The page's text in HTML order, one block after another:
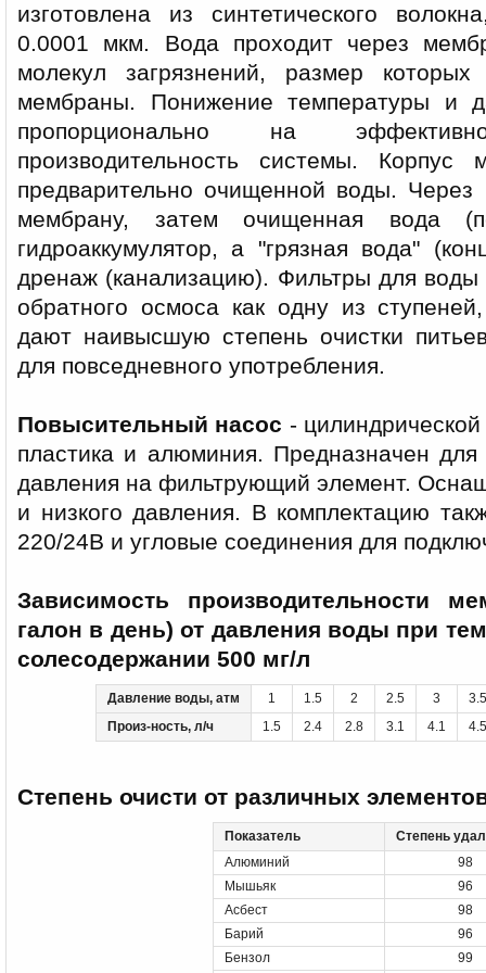
изготовлена из синтетического
0.0001 мкм. Вода проходит через
молекул загрязнений, размер
мембраны. Понижение температуры и
пропорционально на
производительность системы.
предварительно очищенной воды. Через
мембрану, затем очищенная вода
гидроаккумулятор, а "грязная вода"
дренаж (канализацию). Фильтры для
обратного осмоса как одну из
дают наивысшую степень очистки
для повседневного употребления.
Повысительный насос -
пластика и алюминия. Предназначен
давления на фильтрующий элемент.
и низкого давления. В комплектацию
220/24В и угловые соединения для
Зависимость производительности
галон в день) от давления воды при
солесодержании 500 мг/л
Давление воды, атм 1 1.5 2 2.5 3
3.5
Произ-ность, л/ч
1.5 2.4 2.8 3.1 4.1 4.5
Степень очисти от различных
Показатель
Степень
Алюминий
98
Мышьяк
96
Асбест
98
Барий
96
Бензол
99